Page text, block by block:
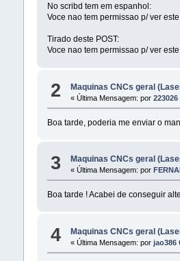
No scribd tem em espanhol:
Voce nao tem permissao p/ ver
Tirado deste POST:
Voce nao tem permissao p/ ver
2 Maquinas CNCs geral
« Última Mensagem: por 223026
Boa tarde, poderia me enviar o
3 Maquinas CNCs geral
« Última Mensagem: por
Boa tarde ! Acabei de conseguir
4 Maquinas CNCs geral
« Última Mensagem: por jao386